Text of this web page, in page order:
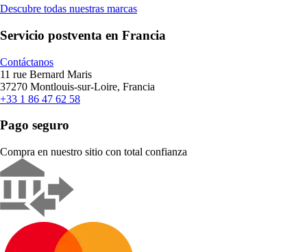
Descubre todas nuestras marcas
Servicio postventa en Francia
Contáctanos
11 rue Bernard Maris
37270 Montlouis-sur-Loire, Francia
+33 1 86 47 62 58
Pago seguro
Compra en nuestro sitio con total confianza